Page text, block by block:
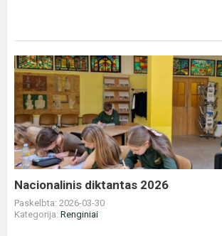
Nacionalinis
diktantas
2026
Nacionalinis diktantas 2026
Paskelbta: 2026-03-30
Kategorija: Renginiai